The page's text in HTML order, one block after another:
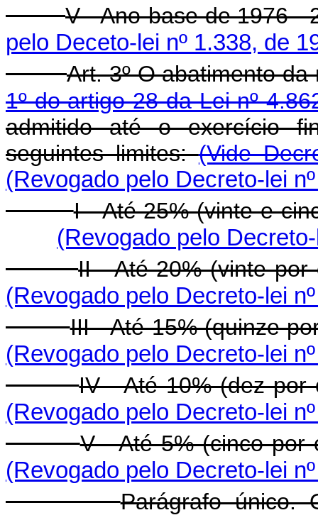
V - Ano-base de 1976 -
pelo Deceto-lei nº 1.338, de
Art. 3º O abatimento
1º do artigo 28 da Lei nº
admitido até o exercício
seguintes limites:(Vide
(Revogado pelo Decreto-lei
I - Até 25% (vinte e
(Revogado pelo
II - Até 20% (vinte por
(Revogado pelo Decreto-lei
III - Até 15% (quinze
(Revogado pelo Decreto-lei
IV - Até 10% (dez por
(Revogado pelo Decreto-lei
V - Até 5% (cinco por
(Revogado pelo Decreto-lei
Parágrafo único.